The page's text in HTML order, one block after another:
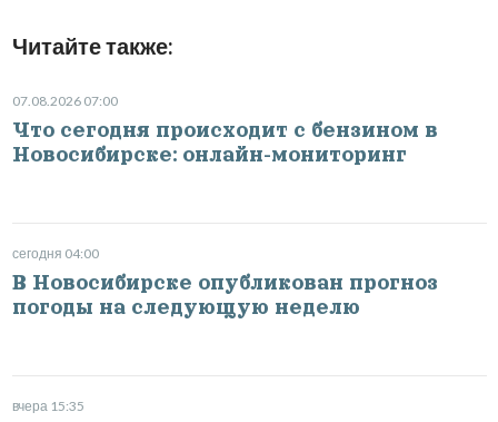
Читайте также:
07.08.2026 07:00
Что сегодня происходит с бензином в
Новосибирске: онлайн-мониторинг
сегодня 04:00
В Новосибирске опубликован прогноз
погоды на следующую неделю
вчера 15:35